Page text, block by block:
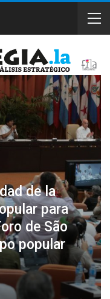
de la
para
de São
popular